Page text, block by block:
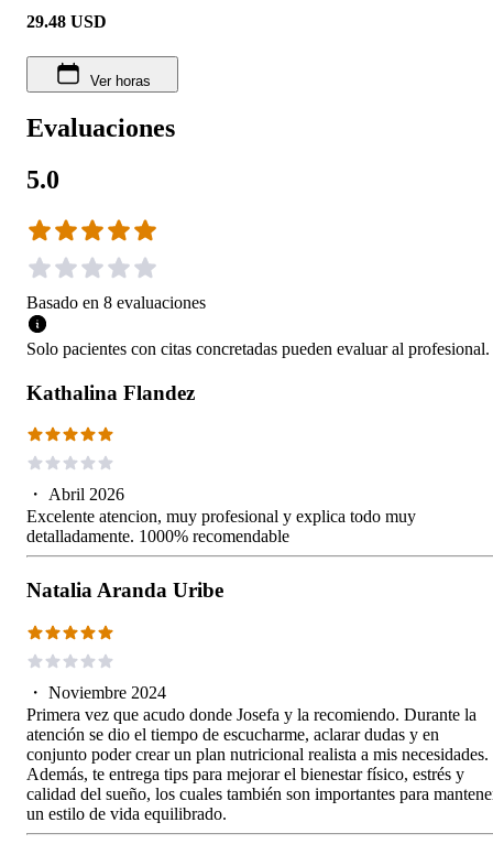
29.48 USD
Ver horas
Evaluaciones
5.0
Basado en 8 evaluaciones
Solo pacientes con citas concretadas pueden evaluar al profesional.
Kathalina Flandez
・ Abril 2026
Excelente atencion, muy profesional y explica todo muy
detalladamente. 1000% recomendable
Natalia Aranda Uribe
・ Noviembre 2024
Primera vez que acudo donde Josefa y la recomiendo. Durante la
atención se dio el tiempo de escucharme, aclarar dudas y en
conjunto poder crear un plan nutricional realista a mis necesidades.
Además, te entrega tips para mejorar el bienestar físico, estrés y
calidad del sueño, los cuales también son importantes para
un estilo de vida equilibrado.